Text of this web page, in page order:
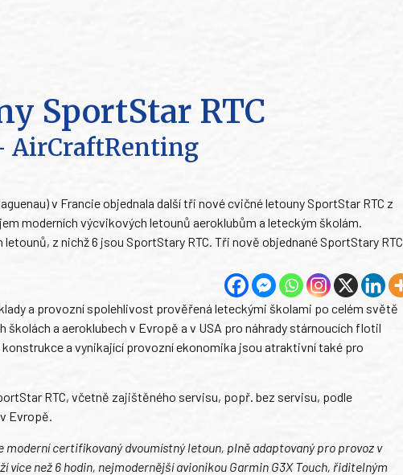
SportStar RTC
AirCraftRenting
v Francie objednala další tři nové cvičné letouny SportStar RTC z
moderních výcvikových letounů aeroklubům a leteckým školám.
z nichž 6 jsou SportStary RTC. Tři nově objednané SportStary RTC
a provozní spolehlivost prověřená leteckými školami po celém světě
a aeroklubech v Evropě a v USA pro náhrady stárnoucích flotil
a vynikající provozní ekonomika jsou atraktivní také pro
RTC, včetně zajištěného servisu, popř. bez servisu, podle
Evropě.
moderní certifikovaný dvoumístný letoun, plně adaptovaný pro provoz v
než 6 hodin, nejmodernější avionikou Garmin G3X Touch, řiditelným